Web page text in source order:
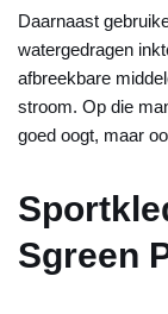
Daarnaast
watergedragen
afbreekbare
stroom. Op die
goed oogt, maar
Sgreen